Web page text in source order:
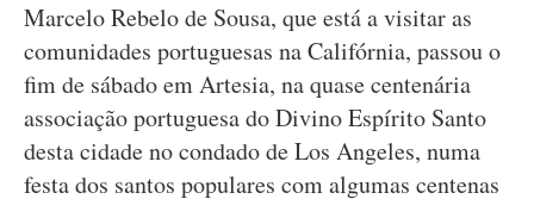
Marcelo Rebelo de Sousa, que está a visitar as
comunidades portuguesas na Califórnia, passou o
fim de sábado em Artesia, na quase centenária
associação portuguesa do Divino Espírito Santo
desta cidade no condado de Los Angeles, numa
festa dos santos populares com algumas centenas